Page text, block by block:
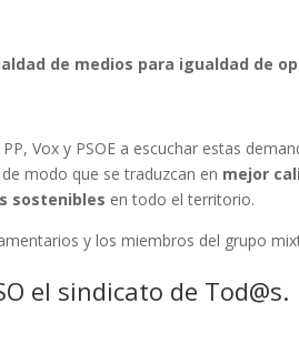
de medios para igualdad de
Vox y PSOE a escuchar estas
modo que se traduzcan en mejor
sostenibles en todo el territorio.
y los miembros del grupo
el sindicato de Tod@s.